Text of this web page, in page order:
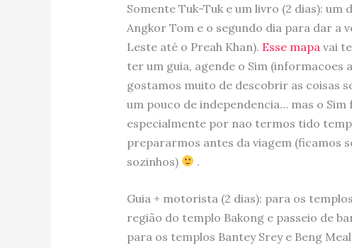
Somente Tuk-Tuk e um livro (2 dias): um
Angkor Tom e o segundo dia para dar a
Leste até o Preah Khan). Esse mapa vai
ter um guia, agende o Sim (informacoes
gostamos muito de descobrir as coisas
um pouco de independencia… mas o
especialmente por nao termos tido
prepararmos antes da viagem (ficamos
sozinhos)
.
Guia + motorista (2 dias): para os
região do templo Bakong e passeio de
para os templos Bantey Srey e Beng